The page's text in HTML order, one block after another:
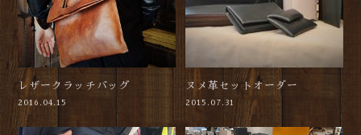
レザークラッチバッグ
2016.04.15
ヌメ革セットオーダー
2015.07.31